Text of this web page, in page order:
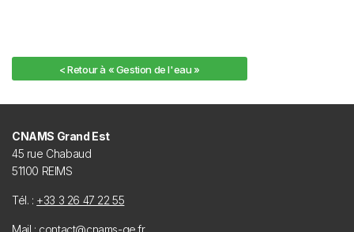
< Retour à « Gestion de l'eau »
CNAMS Grand Est
45 rue Chabaud
51100 REIMS
Tél. : +33 3 26 47 22 55
Mail : contact@cnams-ge.fr